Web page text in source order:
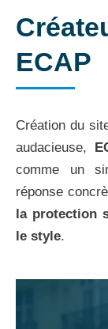
ECAP
Création du
audacieuse,
comme un
réponse
la protection
le style.